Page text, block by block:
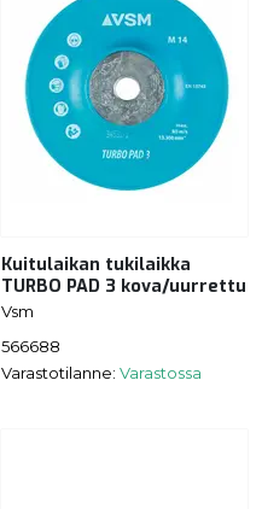
Kuitulaikan tukilaikka
TURBO PAD 3 kova/uurrettu
Vsm
566688
Varastotilanne: Varastossa